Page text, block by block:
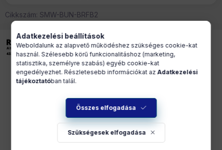
Cikkszám: SMW-BUN-BRFB2
Adatkezelési beállítások
Weboldalunk az alapvető működéshez szükséges cookie-kat
használ. Szélesebb körű funkcionalitáshoz (marketing,
statisztika, személyre szabás) egyéb cookie-kat
engedélyezhet. Részletesebb információkat azAdatkezelési
tájékoztatóban talál.
Összes elfogadása
Szükségesek elfogadása